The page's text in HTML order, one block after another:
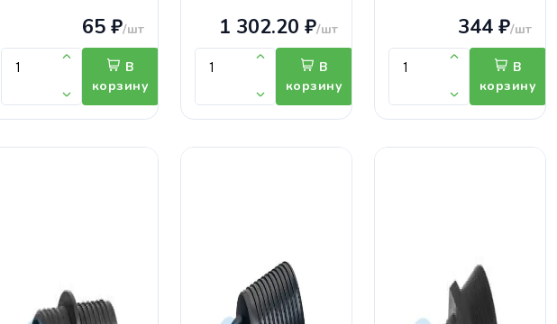
65 ₽/шт
В
корзину
1 302.20 ₽/шт
В
корзину
344 ₽/шт
В
корзину